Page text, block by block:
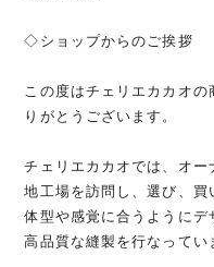
◇ショップからのご挨拶
この度はチェリエカカオ
りがとうございます。
チェリエカカオでは、オー
地工場を訪問し、選び、
体型や感覚に合うように
高品質な縫製を行なってい